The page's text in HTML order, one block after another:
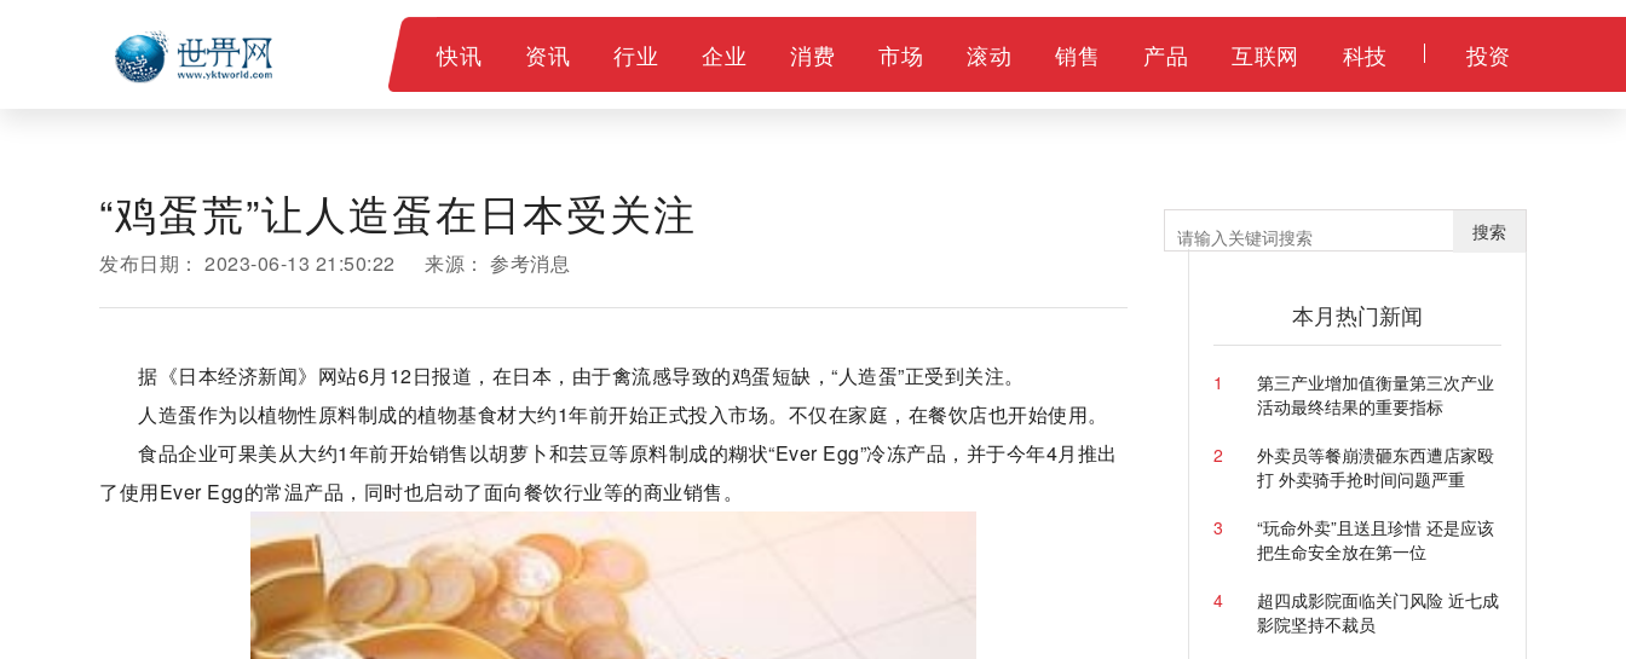
快讯 资讯 行业 企业 消费 市场 滚动 销售 产品 互联网 科技 投资
“鸡蛋荒”让人造蛋在日本受关注
发布日期： 2023-06-13 21:50:22 来源： 参考消息
据《日本经济新闻》网站6月12日报道，在日本，由于禽流感导致的鸡蛋短缺，“人造蛋”正受到关注。
人造蛋作为以植物性原料制成的植物基食材大约1年前开始正式投入市场。不仅在家庭，在餐饮店也开始使用。
食品企业可果美从大约1年前开始销售以胡萝卜和芸豆等原料制成的糊状“Ever Egg”冷冻产品，并于今年4月推出
了使用Ever Egg的常温产品，同时也启动了面向餐饮行业等的商业销售。
搜索
本月热门新闻
1
第三产业增加值衡量第三次产业
活动最终结果的重要指标
2
外卖员等餐崩溃砸东西遭店家殴
打 外卖骑手抢时间问题严重
3
“玩命外卖”且送且珍惜 还是应该
把生命安全放在第一位
4
超四成影院面临关门风险 近七成
影院坚持不裁员